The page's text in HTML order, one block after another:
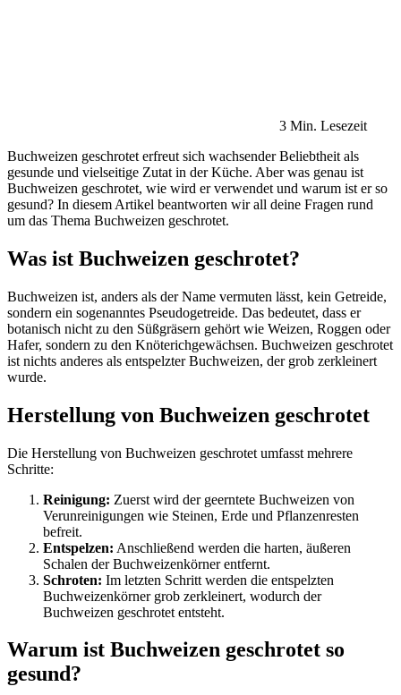
3 Min. Lesezeit
Buchweizen geschrotet erfreut sich wachsender Beliebtheit als
gesunde und vielseitige Zutat in der Küche. Aber was genau ist
Buchweizen geschrotet, wie wird er verwendet und warum ist er so
gesund? In diesem Artikel beantworten wir all deine Fragen rund
um das Thema Buchweizen geschrotet.
Was ist Buchweizen geschrotet?
Buchweizen ist, anders als der Name vermuten lässt, kein Getreide,
sondern ein sogenanntes Pseudogetreide. Das bedeutet, dass er
botanisch nicht zu den Süßgräsern gehört wie Weizen, Roggen oder
Hafer, sondern zu den Knöterichgewächsen. Buchweizen geschrotet
ist nichts anderes als entspelzter Buchweizen, der grob zerkleinert
wurde.
Herstellung von Buchweizen geschrotet
Die Herstellung von Buchweizen geschrotet umfasst mehrere
Schritte:
Reinigung: Zuerst wird der geerntete Buchweizen von
Verunreinigungen wie Steinen, Erde und Pflanzenresten
befreit.
Entspelzen: Anschließend werden die harten, äußeren
Schalen der Buchweizenkörner entfernt.
Schroten: Im letzten Schritt werden die entspelzten
Buchweizenkörner grob zerkleinert, wodurch der
Buchweizen geschrotet entsteht.
Warum ist Buchweizen geschrotet so
gesund?